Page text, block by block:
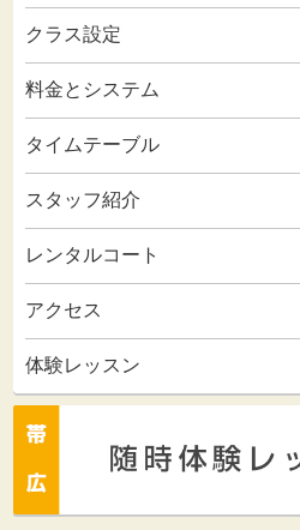
クラス設定
料金とシステム
タイムテーブル
スタッフ紹介
レンタルコート
アクセス
体験レッスン